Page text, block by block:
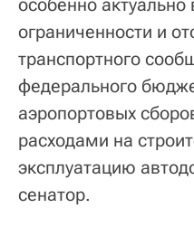
особенно актуально
ограниченности и
транспортного
федерального
аэропортовых
расходами на
эксплуатацию
сенатор.